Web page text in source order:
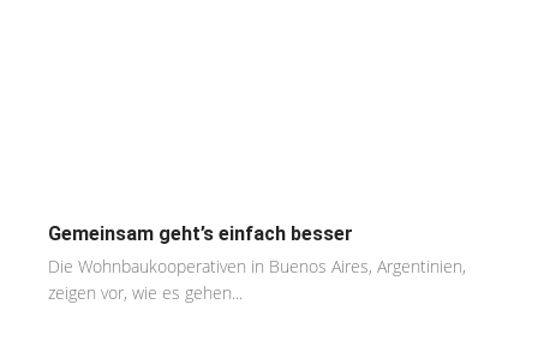
Gemeinsam geht’s einfach besser
Die Wohnbaukooperativen in Buenos Aires, Argentinien,
zeigen vor, wie es gehen...